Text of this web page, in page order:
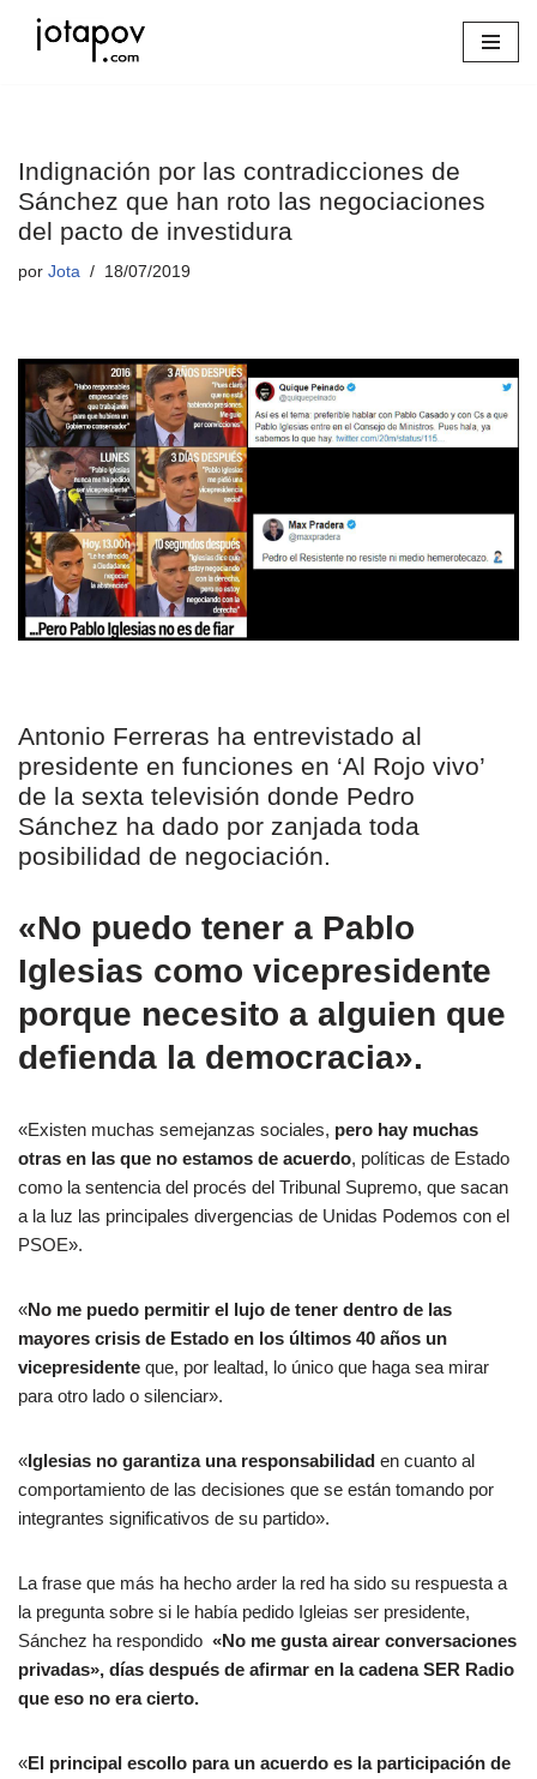
Indignación por las contradicciones de
Sánchez que han roto las negociaciones
del pacto de investidura
por Jota 18/07/2019
Antonio Ferreras ha entrevistado al
presidente en funciones en ‘Al Rojo vivo’
de la sexta televisión donde Pedro
Sánchez ha dado por zanjada toda
posibilidad de negociación.
«No puedo tener a Pablo
Iglesias como vicepresidente
porque necesito a alguien que
defienda la democracia».
«Existen muchas semejanzas sociales, pero hay muchas
otras en las que no estamos de acuerdo, políticas de Estado
como la sentencia del procés del Tribunal Supremo, que sacan
a la luz las principales divergencias de Unidas Podemos con el
PSOE».
«No me puedo permitir el lujo de tener dentro de las
mayores crisis de Estado en los últimos 40 años un
vicepresidente que, por lealtad, lo único que haga sea mirar
para otro lado o silenciar».
«Iglesias no garantiza una responsabilidad en cuanto al
comportamiento de las decisiones que se están tomando por
integrantes significativos de su partido».
La frase que más ha hecho arder la red ha sido su respuesta a
la pregunta sobre si le había pedido Igleias ser presidente,
Sánchez ha respondido «No me gusta airear conversaciones
privadas», días después de afirmar en la cadena SER Radio
que eso no era cierto.
«El principal escollo para un acuerdo es la participación de